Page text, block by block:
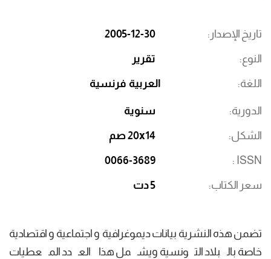
تاريخ الإصدار 2005-12-30
النوع تقرير
اللغة العربية فرنسية
الدورية سنوية
الشكل 20x14 صم
ISSN
0066-3689
سعر الكتاب 5 دت
تضمن هذه النشرية بيانات ديموغرافية و اجتماعية و اقتصادية
خاصة بالبلاد التونسية ويشمل هذا العدد المعطيات